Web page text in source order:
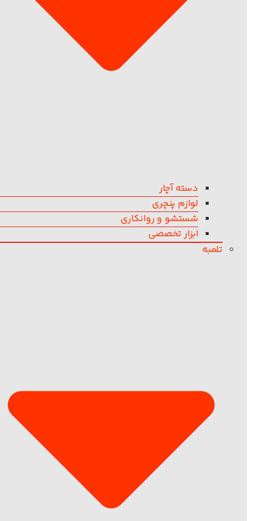
دسته آچار
لوازم پنچری
شستشو و روانکاری
ابزار تخصصی
تلمبه